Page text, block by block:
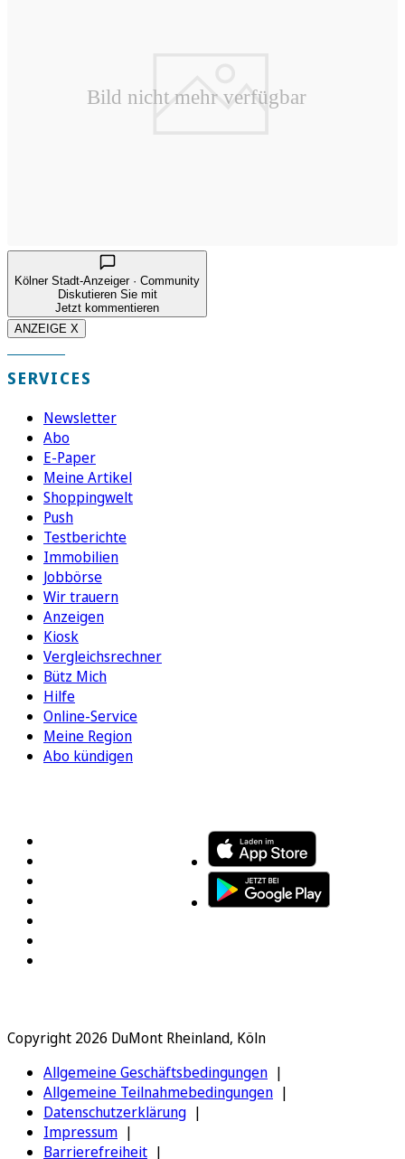
Kölner Stadt-Anzeiger · Community
Diskutieren Sie mit
Jetzt kommentieren
ANZEIGE X
SERVICES
Newsletter
Abo
E-Paper
Meine Artikel
Shoppingwelt
Push
Testberichte
Immobilien
Jobbörse
Wir trauern
Anzeigen
Kiosk
Vergleichsrechner
Bütz Mich
Hilfe
Online-Service
Meine Region
Abo kündigen
Copyright 2026 DuMont Rheinland, Köln
Allgemeine Geschäftsbedingungen
Allgemeine Teilnahmebedingungen
Datenschutzerklärung
Impressum
Barrierefreiheit